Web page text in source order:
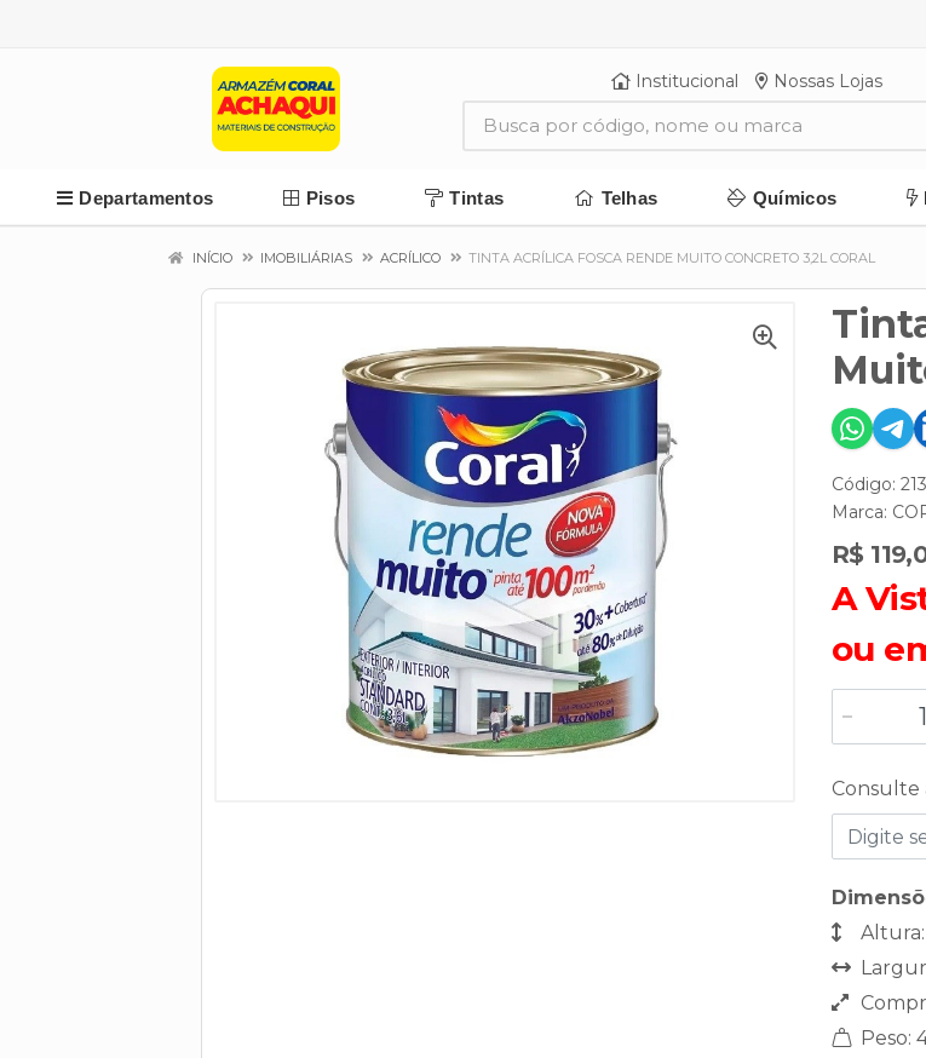
Institucional Nossas Lojas
Departamentos Pisos Tintas Telhas Químicos
INÍCIO IMOBILIÁRIAS ACRÍLICO TINTA ACRÍLICA FOSCA RENDE MUITO CONCRETO 3,2L CORAL
Código:
Marca:
R$
A
ou
Consulte
Altura:
Peso: